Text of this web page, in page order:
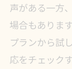
声がある一方
場合もありま
プランから試
応をチェック